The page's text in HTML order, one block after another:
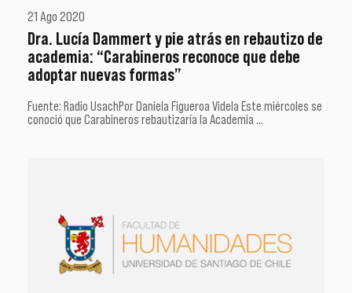
21 Ago 2020
Dra. Lucía Dammert y pie atrás en rebautizo de
academia: “Carabineros reconoce que debe
adoptar nuevas formas”
Fuente: Radio UsachPor Daniela Figueroa Videla Este miércoles se
conoció que Carabineros rebautizaría la Academia …